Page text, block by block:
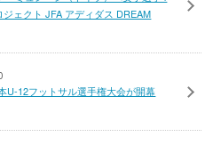
ェクト JFA アディダス DREAM
U-12フットサル選手権大会が開幕